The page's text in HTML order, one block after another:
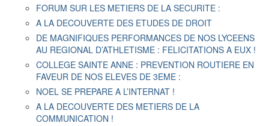
FORUM SUR LES METIERS DE LA SECURITE :
A LA DECOUVERTE DES ETUDES DE DROIT
DE MAGNIFIQUES PERFORMANCES DE NOS LYCEENS
AU REGIONAL D’ATHLETISME : FELICITATIONS A EUX !
COLLEGE SAINTE ANNE : PREVENTION ROUTIERE EN
FAVEUR DE NOS ELEVES DE 3EME :
NOEL SE PREPARE A L’INTERNAT !
A LA DECOUVERTE DES METIERS DE LA
COMMUNICATION !